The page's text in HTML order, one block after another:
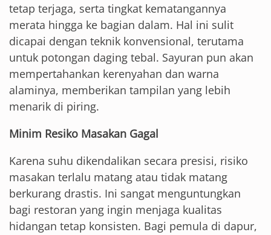
tetap terjaga, serta tingkat kematangannya
merata hingga ke bagian dalam. Hal ini sulit
dicapai dengan teknik konvensional, terutama
untuk potongan daging tebal. Sayuran pun akan
mempertahankan kerenyahan dan warna
alaminya, memberikan tampilan yang lebih
menarik di piring.
Minim Resiko Masakan Gagal
Karena suhu dikendalikan secara presisi, risiko
masakan terlalu matang atau tidak matang
berkurang drastis. Ini sangat menguntungkan
bagi restoran yang ingin menjaga kualitas
hidangan tetap konsisten. Bagi pemula di dapur,